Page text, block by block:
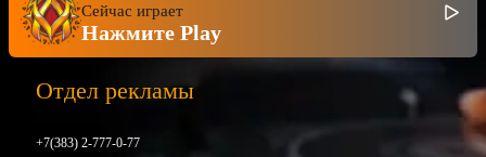
Сейчас играет
Нажмите Play
Отдел рекламы
+7(383) 2-777-0-77